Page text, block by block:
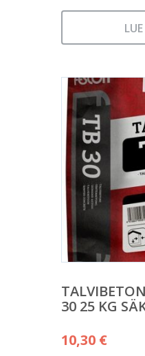
30 25 KG
10,30 €